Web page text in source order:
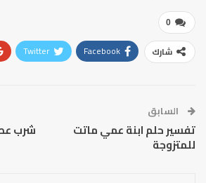
0
شارك Facebook
Twitter
السابق
تفسير حلم ابنة عمي ماتت
للمتزوجة
شرب